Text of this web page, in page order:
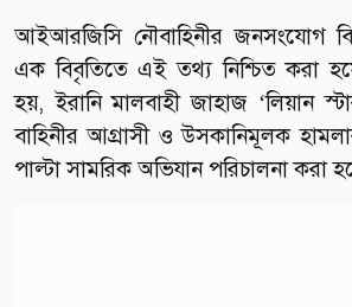
আইআরজিসি নৌবাহিনীর জনসংযোগ
এক বিবৃতিতে এই তথ্য নিশ্চিত করা
হয়, ইরানি মালবাহী জাহাজ ‘লিয়ান
বাহিনীর আগ্রাসী ও উসকানিমূলক
পাল্টা সামরিক অভিযান পরিচালনা করা